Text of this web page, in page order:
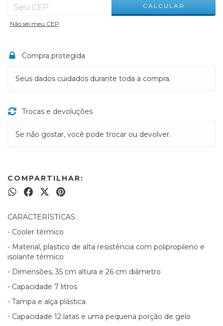
CALCULAR
Não sei meu CEP
Compra protegida
Seus dados cuidados durante toda a compra.
Trocas e devoluções
Se não gostar, você pode trocar ou devolver.
COMPARTILHAR:
CARACTERÍSTICAS:
- Cooler térmico
- Material, plastico de alta resistência com polipropileno e
isolante térmico
- Dimensões, 35 cm altura e 26 cm diâmetro
- Capacidade 7 litros
- Tampa e alça plástica
- Capacidade 12 latas e uma pequena porção de gelo